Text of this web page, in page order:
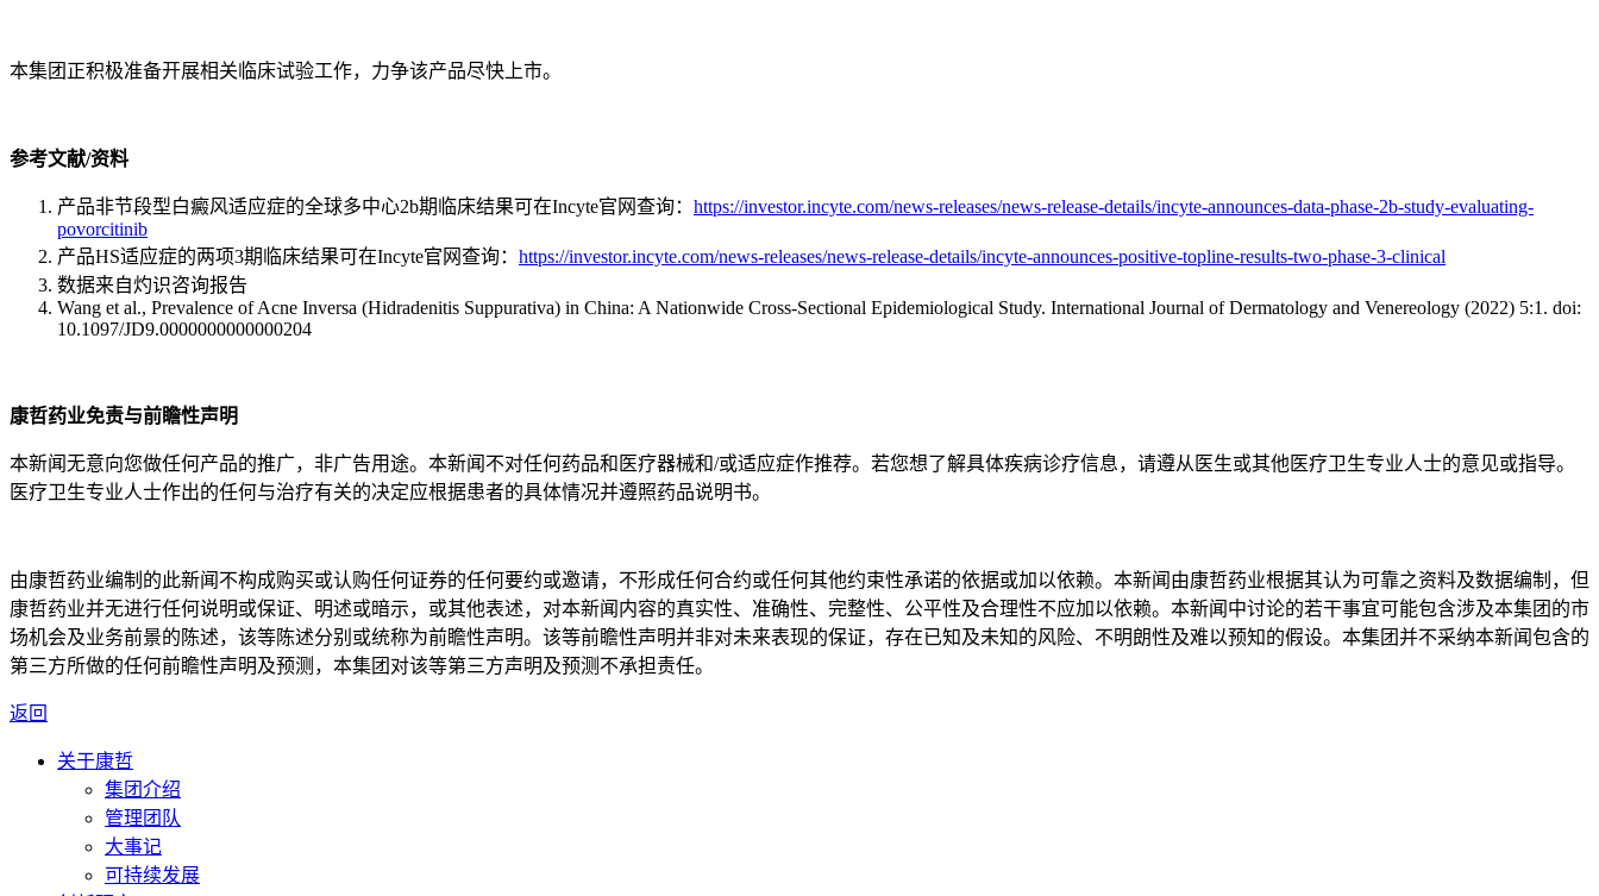
本集团正积极准备开展相关临床试验工作，力争该产品尽快上市。
参考文献/资料
产品非节段型白癜风适应症的全球多中心2b期临床结果可在Incyte官网查询： https://investor.incyte.com/news-releases/news-release-details/incyte-announces-data-phase-2b-study-evaluating-
povorcitinib
产品HS适应症的两项3期临床结果可在Incyte官网查询： https://investor.incyte.com/news-releases/news-release-details/incyte-announces-positive-topline-results-two-phase-3-clinical
数据来自灼识咨询报告
Wang et al., Prevalence of Acne Inversa (Hidradenitis Suppurativa) in China: A Nationwide Cross-Sectional Epidemiological Study. International Journal of Dermatology and Venereology (2022) 5:1. doi:
10.1097/JD9.0000000000000204
康哲药业免责与前瞻性声明
本新闻无意向您做任何产品的推广，非广告用途。本新闻不对任何药品和医疗器械和/或适应症作推荐。若您想了解具体疾病诊疗信息，请遵从医生或其他医疗卫生专业人士的意见或指导。
医疗卫生专业人士作出的任何与治疗有关的决定应根据患者的具体情况并遵照药品说明书。
由康哲药业编制的此新闻不构成购买或认购任何证券的任何要约或邀请，不形成任何合约或任何其他约束性承诺的依据或加以依赖。本新闻由康哲药业根据其认为可靠之资料及数据编制，但
康哲药业并无进行任何说明或保证、明述或暗示，或其他表述，对本新闻内容的真实性、准确性、完整性、公平性及合理性不应加以依赖。本新闻中讨论的若干事宜可能包含涉及本集团的市
场机会及业务前景的陈述，该等陈述分别或统称为前瞻性声明。该等前瞻性声明并非对未来表现的保证，存在已知及未知的风险、不明朗性及难以预知的假设。本集团并不采纳本新闻包含的
第三方所做的任何前瞻性声明及预测，本集团对该等第三方声明及预测不承担责任。
返回
关于康哲
集团介绍
管理团队
大事记
可持续发展